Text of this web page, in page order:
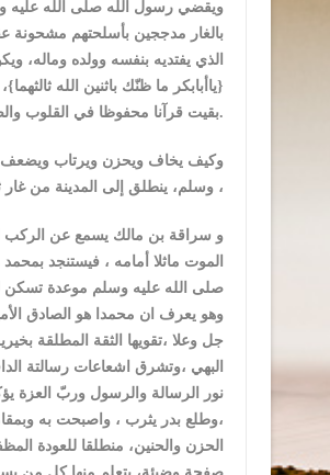
بالغار مدججين بأسلحتهم مشحونة
الذي يفتديه بنفسه وولده وماله،
{ياأبابكر ما ظنّك باثنين الله
بقيت قرآنا محفوظا في القلوب والضمائر والنفوس،{ثاني اثنين إذ هما في الغار إذ يقول لصاحبه لا تحزن إن الله معنا}.
وكيف يخاف ويحزن ويرتاب ويضعف
وسلم، ينطلق إلى المدينة من غار ثور، وقد عميت عنه العيون ،
و سراقة بن مالك يسمع عن الركب
الموت ماثلا أمامه ، فيستنجد
صلى الله عليه وسلم موعدة
وهو يعرف ان محمدا هو الصادق
جل وعلا ،تقويها الثقة المطلقة
البهي ،وتشرق اشعاعات رسالتة
نور الرسالة والرسول وربّ العزة
،وطلع بدر يثرب ، واصبحت به
الحزن والحنين، منطلقا للعودة